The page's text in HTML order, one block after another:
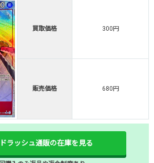
買取価格 300円
販売価格 680円
ラッシュ通販の在庫を見る